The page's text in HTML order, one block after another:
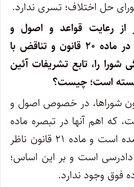
از رعایت قواعد و اصول و
تشریفات دادرسی در ماده ۲۰ قانون و تناقض با
شورا را، تابع تشریفات آئین
است؛ چیست؟
ماده ۲۰ قانون شوراها، در خصوص اصول و
که اهم آنها در تبصره ماده
۲۰ همان قانون، آمده است و ماده ۲۱ قانون ناظر
است و بر این اساس؛
فوق وجود ندارد.